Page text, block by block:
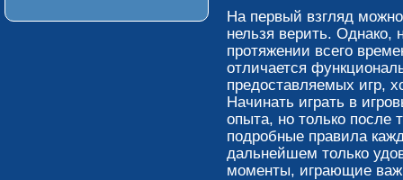
На первый взгляд
нельзя верить. Однако,
протяжении всего
отличается
предоставляемых игр,
Начинать играть в
опыта, но только после
подробные правила
дальнейшем только
моменты, играющие